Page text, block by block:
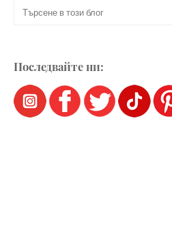
Последвайте ни: